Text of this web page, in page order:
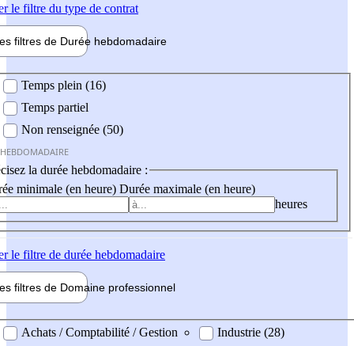
le filtre du type de contrat
filtres de Durée hebdomadaire
Temps plein (16)
Temps partiel
Non renseignée (50)
la durée hebdomadaire :
minimale (en heure) Durée maximale (en heure)
heures
le filtre de durée hebdomadaire
filtres de Domaine professionnel
professionel
Achats / Comptabilité / Gestion
Industrie (28)